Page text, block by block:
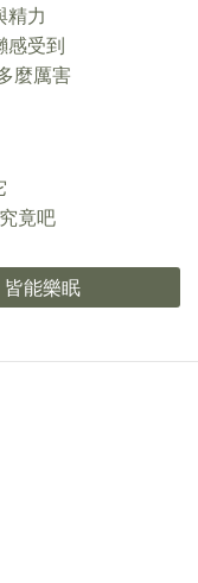
精力
感受到
麼厲害
竟吧
能樂眠